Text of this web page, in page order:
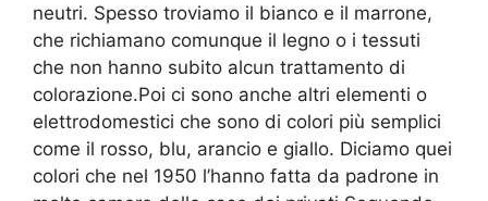
neutri. Spesso troviamo il bianco e il marrone,
che richiamano comunque il legno o i tessuti
che non hanno subito alcun trattamento di
colorazione.Poi ci sono anche altri elementi o
elettrodomestici che sono di colori più semplici
come il rosso, blu, arancio e giallo. Diciamo quei
colori che nel 1950 l’hanno fatta da padrone in